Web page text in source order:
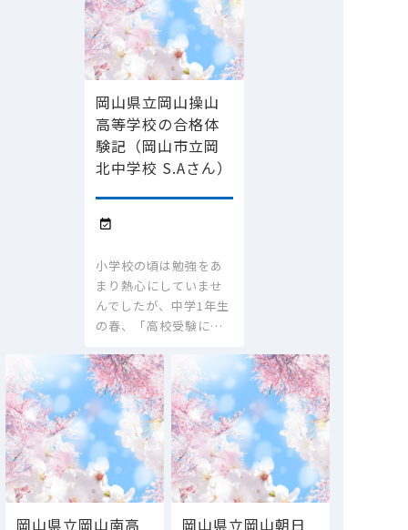
岡山県立岡山操山
高等学校の合格体
験記（岡山市立岡
北中学校 S.Aさん）

小学校の頃は勉強をあ
まり熱心にしていませ
んでしたが、中学1年生
の春、「高校受験に…
岡山県立岡山南高
岡山県立岡山朝日